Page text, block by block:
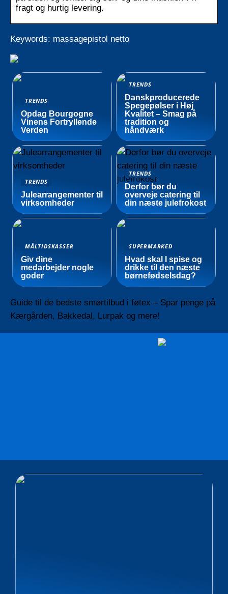
fragt og hurtig levering.
Keywords: massagepistol netto
TRENDS
Opdag Bourgogne
Vinens Fortryllende
Verden
TRENDS
Danskproducerede
Spegepølser i Høj
Kvalitet – Smag på
tradition og
håndværk
TRENDS
Julearrangementer til
virksomheder
TRENDS
Derfor bør du
overveje catering til
din næste julefrokost
MÅLTIDSKASSER
Giv dine
medarbejder nogle
goder
SUPERMARKED
Hvad skal I spise og
drikke til den næste
børnefødselsdag?
Guide til de bedste smørtilbud i føtex – Spar penge på
Kærgården, Bakkedal, Lurpak og mere!